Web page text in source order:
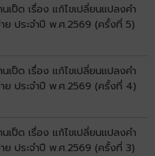
นเป็ด เรื่อง แก้ไขเปลี่ยนแปลงคำ
ย ประจำปี พ.ศ.2569 (ครั้งที่ 5)
นเป็ด เรื่อง แก้ไขเปลี่ยนแปลงคำ
ย ประจำปี พ.ศ.2569 (ครั้งที่ 4)
นเป็ด เรื่อง แก้ไขเปลี่ยนแปลงคำ
ย ประจำปี พ.ศ.2569 (ครั้งที่ 3)